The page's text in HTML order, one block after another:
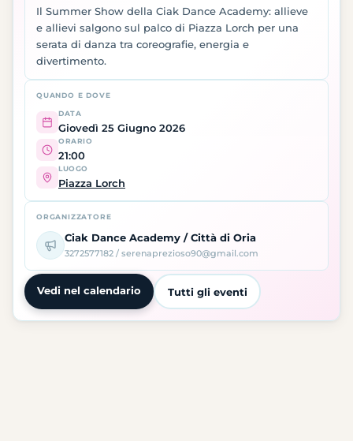
Il Summer Show della Ciak Dance Academy: allieve
e allievi salgono sul palco di Piazza Lorch per una
serata di danza tra coreografie, energia e
divertimento.
QUANDO E DOVE
DATA
Giovedì 25 Giugno 2026
ORARIO
21:00
LUOGO
Piazza Lorch
ORGANIZZATORE
Ciak Dance Academy / Città di Oria
3272577182 / serenaprezioso90@gmail.com
Vedi nel calendario Tutti gli eventi